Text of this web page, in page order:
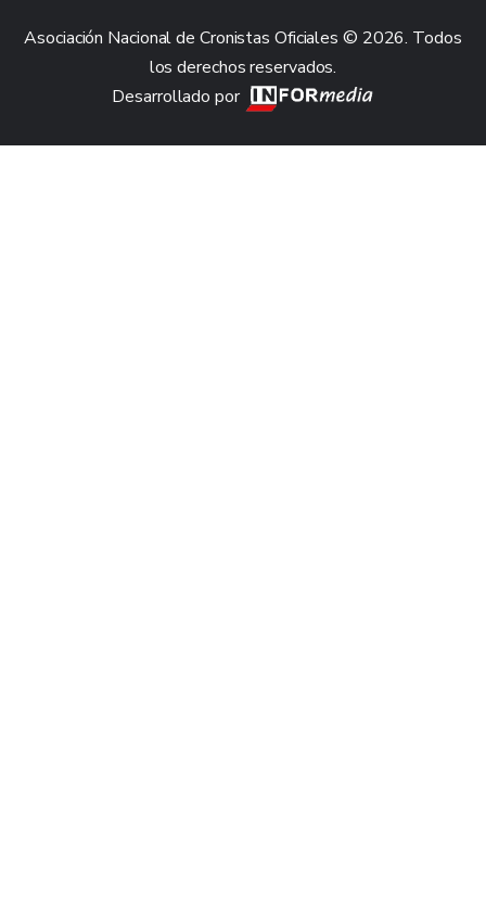
Asociación Nacional de Cronistas Oficiales © 2026. Todos
los derechos reservados.
Desarrollado por